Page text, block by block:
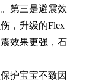
第三是避震效
，升级的Flex
效果更强，石
护宝宝不致因